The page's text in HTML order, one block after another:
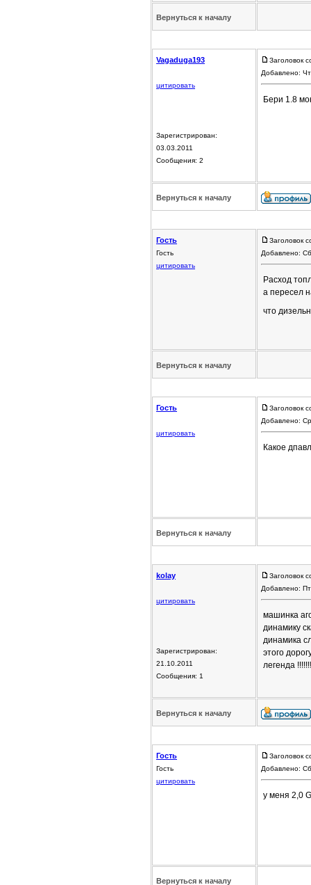
Вернуться к началу
Vagaduga193
цитировать
Зарегистрирован:
03.03.2011
Сообщения: 2
Заголовок
Добавлено:
Бери 1.8
Вернуться к началу
Гость
Гость
цитировать
Заголовок
Добавлено:
Расход
а пересел
что
Вернуться к началу
Гость
цитировать
Заголовок
Добавлено:
Какое
Вернуться к началу
kolay
цитировать
Зарегистрирован:
21.10.2011
Сообщения: 1
Заголовок
Добавлено:
машинка
динамику
динамика
этого
легенда !!!!!!!
Вернуться к началу
Гость
Гость
цитировать
Заголовок
Добавлено:
у меня 2,0
Вернуться к началу